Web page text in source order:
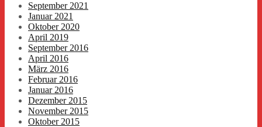
September 2021
Januar 2021
Oktober 2020
April 2019
September 2016
April 2016
März 2016
Februar 2016
Januar 2016
Dezember 2015
November 2015
Oktober 2015